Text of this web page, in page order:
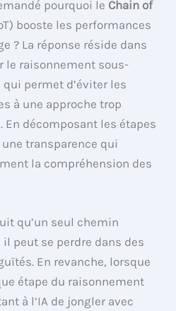
pourquoi le Chain of
booste les performances
? La réponse réside dans
le raisonnement sous-
qui permet d’éviter les
à une approche trop
décomposant les étapes
une transparence qui
la compréhension des
qu’un seul chemin
peut se perdre dans des
En revanche, lorsque
étape du raisonnement
à l’IA de jongler avec